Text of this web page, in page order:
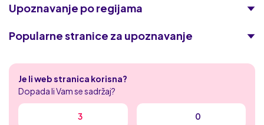
Upoznavanje po regijama
Popularne stranice za upoznavanje
Academic Singles
Tajni zreli flert
Je li web stranica korisna?
Dopada li Vam se sadržaj?
3 0